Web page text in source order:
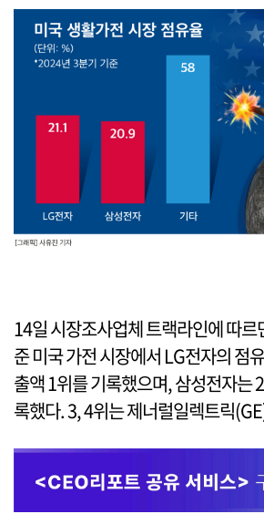
14일 시장조사업체 트랙라인에 따르
준 미국 가전 시장에서 LG전자의 점
출액 1위를 기록했으며, 삼성전자는
록했다. 3, 4위는 제너럴일렉트릭